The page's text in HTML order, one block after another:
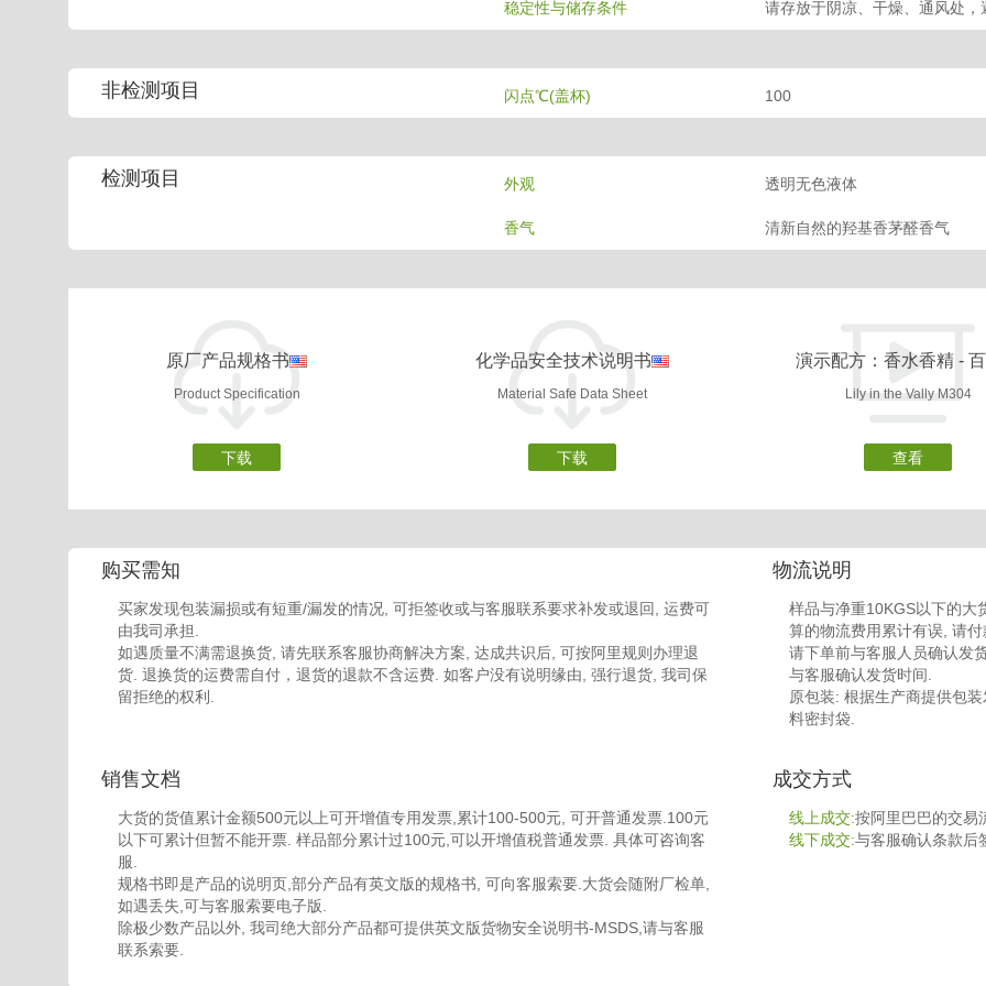
稳定性与储存条件 请存放于阴凉、干燥、通风处
非检测项目 闪点℃(盖杯) 100
检测项目 外观 透明无色液体
香气 清新自然的羟基香茅醛香气
原厂产品规格书
Product Specification
下载
化学品安全技术说明书
Material Safe Data Sheet
下载
演示配方：香水香精 -
Lily in the Vally M304
查看
购买需知 物流说明
买家发现包装漏损或有短重/漏发的情况, 可拒签收或与客服联系要求补发或退回, 运费可
由我司承担.
如遇质量不满需退换货, 请先联系客服协商解决方案, 达成共识后, 可按阿里规则办理退
货. 退换货的运费需自付，退货的退款不含运费. 如客户没有说明缘由, 强行退货, 我司保
留拒绝的权利.
样品与净重10KGS以下的大
算的物流费用累计有误, 请
请下单前与客服人员确认发
与客服确认发货时间.
原包装: 根据生产商提供包
料密封袋.
销售文档 成交方式
大货的货值累计金额500元以上可开增值专用发票,累计100-500元, 可开普通发票.100元
以下可累计但暂不能开票. 样品部分累计过100元,可以开增值税普通发票. 具体可咨询客
服.
规格书即是产品的说明页,部分产品有英文版的规格书, 可向客服索要.大货会随附厂检单,
如遇丢失,可与客服索要电子版.
除极少数产品以外, 我司绝大部分产品都可提供英文版货物安全说明书-MSDS,请与客服
联系索要.
线上成交:按阿里巴巴的交易
线下成交:与客服确认条款后